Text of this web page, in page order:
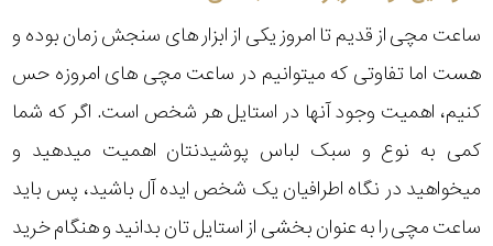
ساعت مچی از قدیم تا امروز یکی از ابزار های سنجش زمان بوده و
هست اما تفاوتی که میتوانیم در ساعت مچی های امروزه حس
کنیم، اهمیت وجود آنها در استایل هر شخص است. اگر که شما
کمی به نوع و سبک لباس پوشیدنتان اهمیت میدهید و
میخواهید در نگاه اطرافیان یک شخص ایده آل باشید، پس باید
ساعت مچی را به عنوان بخشی از استایل تان بدانید و هنگام خرید